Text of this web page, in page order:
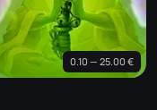
0.10 — 25.00 €